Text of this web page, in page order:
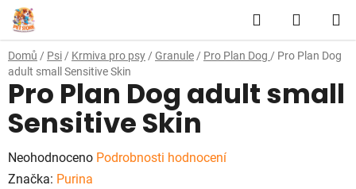
Přejít
na
obsah
Hledat
KOŠÍK
Domů / Psi / Krmiva pro psy / Granule / Pro Plan Dog / Pro Plan Dog
adult small Sensitive Skin
Pro Plan Dog adult small
Sensitive Skin
Průměrné
hodnocení
Neohodnoceno Podrobnosti hodnocení
Značka: Purina